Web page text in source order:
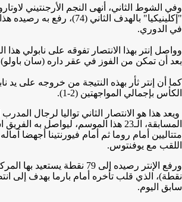
وفي الشوط الثاني، أنهى النجم الأرجنتيني لاوتارو
في الدوري.
وواصل إنتر بهذا الانتصار تفوقه على نابولي
بعد أن تمكن من الفوز في عقر داره (سان باولو) في
كما أن إنتر ثأر بهذه النتيجة من خروجه على يد
الكأس بإجمالي المواجهتين (2-1).
ويعد هذا هو الانتصار الثاني تواليا لرجال
المسابقة، الـ23 هذا الموسم، ليواصل به
متتاليين أمام روما ثم أمام فيورنتينا أجهضا
اللقب مع يوفنتوس.
سابق اليوم.